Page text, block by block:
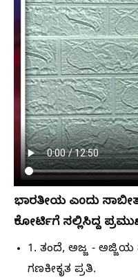
ಭಾರತೀಯ ಎಂದು
ಕೋರ್ಟಿಗೆ ಸಲ್ಲಿಸಿದ್ದ
1. ತಂದೆ, ಅಜ್ಜ -
ಗಣಕೀಕೃತ ಪ್ರತಿ.